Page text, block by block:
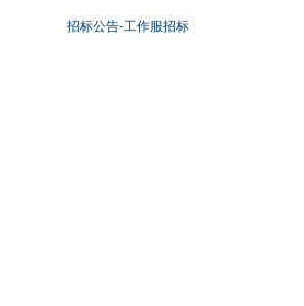
招标公告-工作服招标